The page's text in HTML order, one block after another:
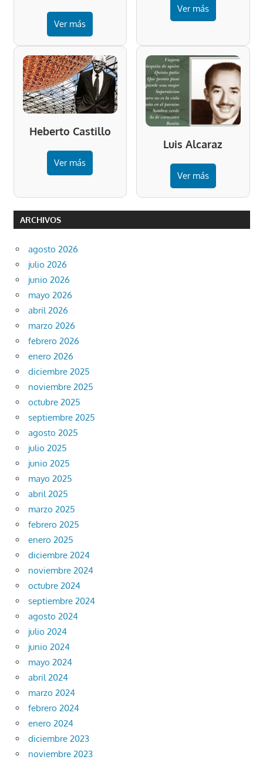
Ver más
Ver más
Heberto Castillo
Ver más
Luis Alcaraz
Ver más
ARCHIVOS
agosto 2026
julio 2026
junio 2026
mayo 2026
abril 2026
marzo 2026
febrero 2026
enero 2026
diciembre 2025
noviembre 2025
octubre 2025
septiembre 2025
agosto 2025
julio 2025
junio 2025
mayo 2025
abril 2025
marzo 2025
febrero 2025
enero 2025
diciembre 2024
noviembre 2024
octubre 2024
septiembre 2024
agosto 2024
julio 2024
junio 2024
mayo 2024
abril 2024
marzo 2024
febrero 2024
enero 2024
diciembre 2023
noviembre 2023